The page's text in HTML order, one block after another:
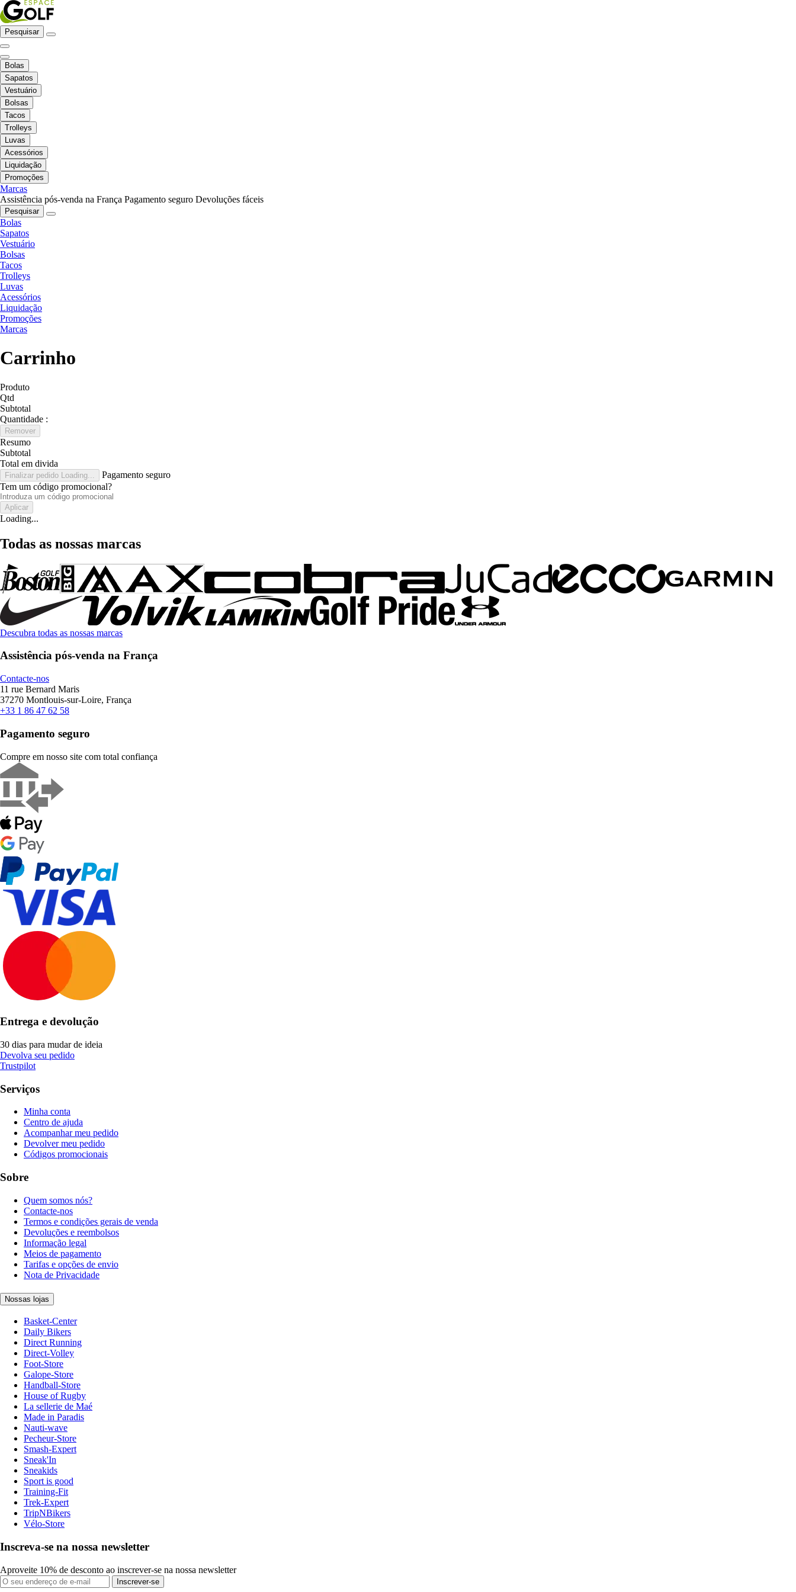
Pesquisar
Bolas
Sapatos
Vestuário
Bolsas
Tacos
Trolleys
Luvas
Acessórios
Liquidação
Promoções
Marcas
Assistência pós-venda na França Pagamento seguro Devoluções fáceis
Pesquisar
Bolas
Sapatos
Vestuário
Bolsas
Tacos
Trolleys
Luvas
Acessórios
Liquidação
Promoções
Marcas
Carrinho
Produto
Qtd
Subtotal
Quantidade :
Remover
Resumo
Subtotal
Total em divida
Finalizar pedido Loading...
Pagamento seguro
Tem um código promocional?
Aplicar
Loading...
Todas as nossas marcas
Descubra todas as nossas marcas
Assistência pós-venda na França
Contacte-nos
11 rue Bernard Maris
37270 Montlouis-sur-Loire, França
+33 1 86 47 62 58
Pagamento seguro
Compre em nosso site com total confiança
Entrega e devolução
30 dias para mudar de ideia
Devolva seu pedido
Trustpilot
Serviços
Minha conta
Centro de ajuda
Acompanhar meu pedido
Devolver meu pedido
Códigos promocionais
Sobre
Quem somos nós?
Contacte-nos
Termos e condições gerais de venda
Devoluções e reembolsos
Informação legal
Meios de pagamento
Tarifas e opções de envio
Nota de Privacidade
Nossas lojas
Basket-Center
Daily Bikers
Direct Running
Direct-Volley
Foot-Store
Galope-Store
Handball-Store
House of Rugby
La sellerie de Maé
Made in Paradis
Nauti-wave
Pecheur-Store
Smash-Expert
Sneak'In
Sneakids
Sport is good
Training-Fit
Trek-Expert
TripNBikers
Vélo-Store
Inscreva-se na nossa newsletter
Aproveite 10% de desconto ao inscrever-se na nossa newsletter
Inscrever-se